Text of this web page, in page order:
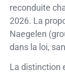
reconduite
2026. La
Naegelen
dans la loi,
La distinction